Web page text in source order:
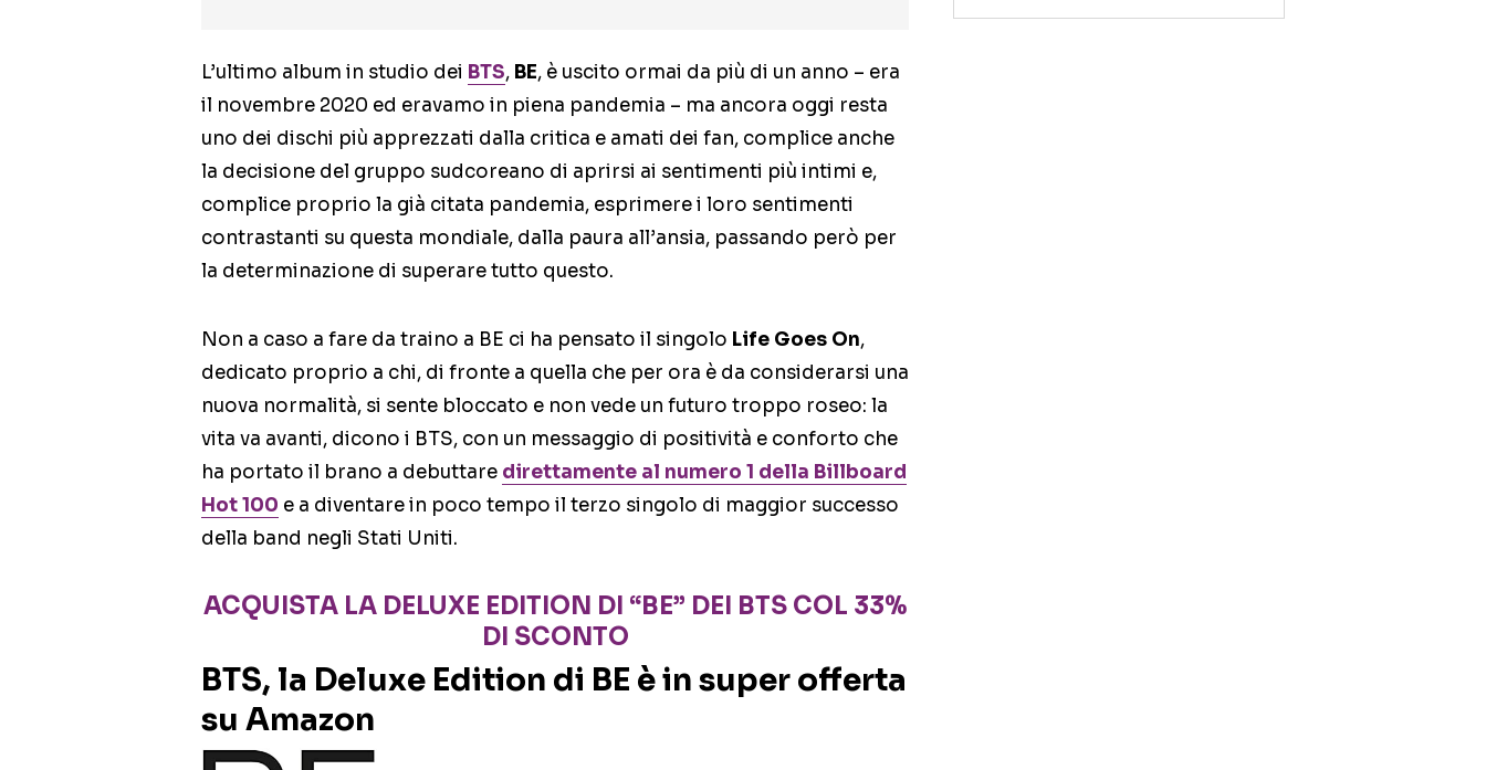
L’ultimo album in studio dei BTS, BE, è uscito ormai da più di un anno – era
il novembre 2020 ed eravamo in piena pandemia – ma ancora oggi resta
uno dei dischi più apprezzati dalla critica e amati dei fan, complice anche
la decisione del gruppo sudcoreano di aprirsi ai sentimenti più intimi e,
complice proprio la già citata pandemia, esprimere i loro sentimenti
contrastanti su questa mondiale, dalla paura all’ansia, passando però per
la determinazione di superare tutto questo.
Non a caso a fare da traino a BE ci ha pensato il singolo Life Goes On,
dedicato proprio a chi, di fronte a quella che per ora è da considerarsi una
nuova normalità, si sente bloccato e non vede un futuro troppo roseo: la
vita va avanti, dicono i BTS, con un messaggio di positività e conforto che
ha portato il brano a debuttare direttamente al numero 1 della Billboard
Hot 100 e a diventare in poco tempo il terzo singolo di maggior successo
della band negli Stati Uniti.
ACQUISTA LA DELUXE EDITION DI “BE” DEI BTS COL 33%
DI SCONTO
BTS, la Deluxe Edition di BE è in super offerta
su Amazon